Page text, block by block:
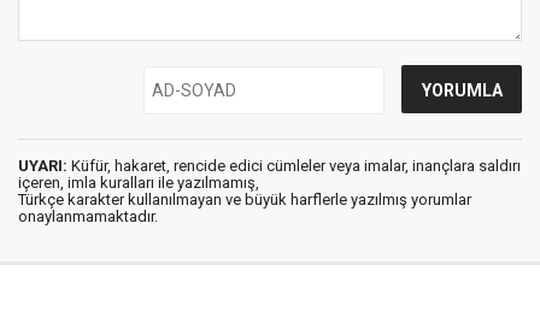
UYARI: Küfür, hakaret, rencide edici cümleler veya imalar, inançlara saldırı
içeren, imla kuralları ile yazılmamış,
Türkçe karakter kullanılmayan ve büyük harflerle yazılmış yorumlar
onaylanmamaktadır.